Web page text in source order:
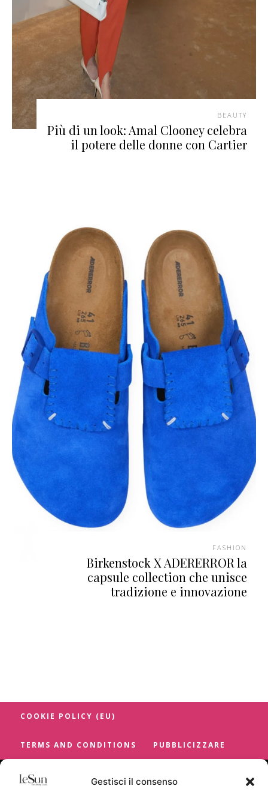
Gestisci il consenso
BEAUTY
Più di un look: Amal Clooney celebra
il potere delle donne con Cartier
FASHION
Birkenstock X ADERERROR la
capsule collection che unisce
tradizione e innovazione
COOKIE POLICY (EU)
TERMS AND CONDITIONS PUBBLICIZZARE